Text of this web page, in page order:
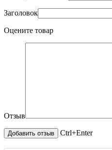
Заголовок
Оцените товар
Отзыв
Ctrl+Enter